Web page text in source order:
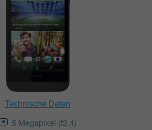
Technische Daten
5 Megapixel (f2.4)